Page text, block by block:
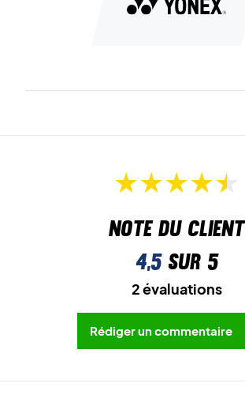
Note du client
4,5sur 5
2 évaluations
Rédiger un commentaire